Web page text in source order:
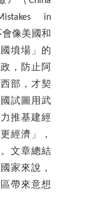
in
會像美國和
墳場」的
，防止阿
部，才契
試圖用武
推基建經
經濟」，
文章總結
家來說，
帶來意想